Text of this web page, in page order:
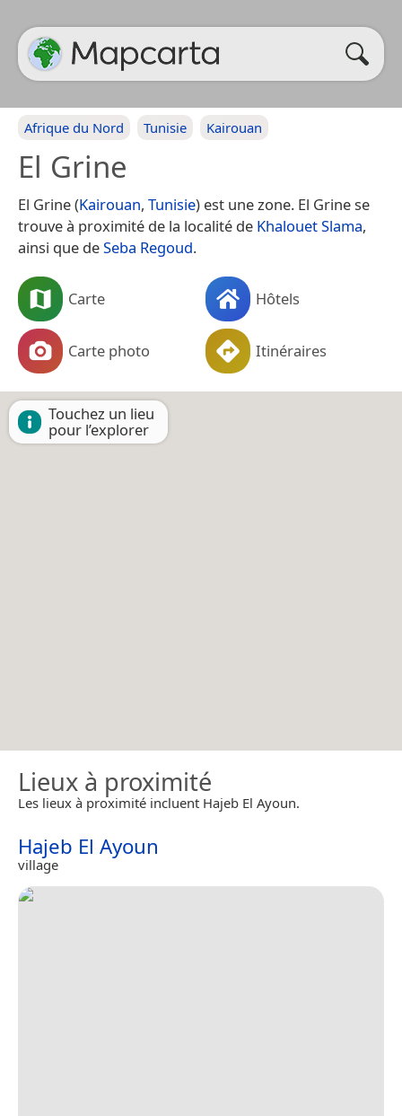
Afrique du Nord Tunisie Kairouan
El Grine
El Grine (Kairouan, Tunisie) est une zone. El Grine se
trouve à proximité de la localité de Khalouet Slama,
ainsi que deSeba Regoud.
Carte Hôtels
Carte photo Itinéraires
Touchez un lieu
pour l’explorer
Lieux à proximité
Les lieux à proximité incluent Hajeb El Ayoun.
Hajeb El Ayoun
village